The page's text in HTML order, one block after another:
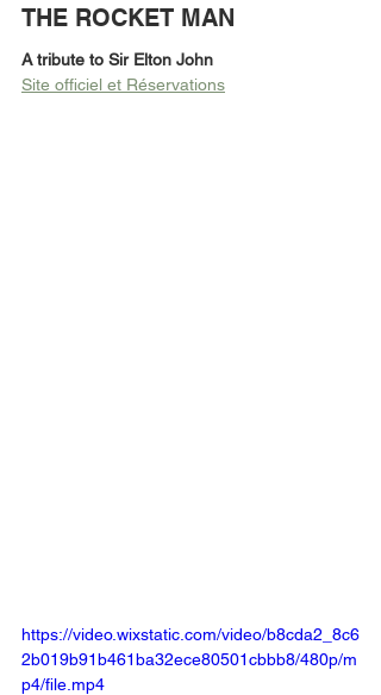
THE ROCKET MAN
A tribute to Sir Elton John
Site officiel et Réservations
https://video.wixstatic.com/video/b8cda2_8c6
2b019b91b461ba32ece80501cbbb8/480p/m
p4/file.mp4